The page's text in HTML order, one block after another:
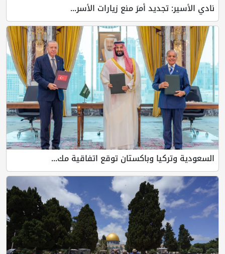
نادي الأسير: تجديد أمرَ منع زيارات الأسر...
السعودية وتركيا وباكستان توقع اتفاقية مك...